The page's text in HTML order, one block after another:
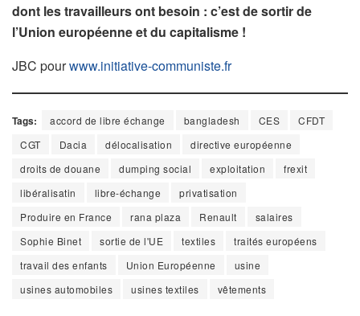
dont les travailleurs ont besoin : c’est de sortir de
l’Union européenne et du capitalisme !
JBC pourwww.initiative-communiste.fr
Tags: accord de libre échange bangladesh CES
CFDT
CGT
Dacia délocalisation
directive européenne
droits de douane
dumping social exploitation
frexit
libéralisatin
libre-échange
privatisation
Produire en France
rana plaza Renault
salaires
Sophie Binet
sortie de l'UE textiles
traités européens
travail des enfants
Union Européenne
usine
usines automobiles
usines textiles vêtements